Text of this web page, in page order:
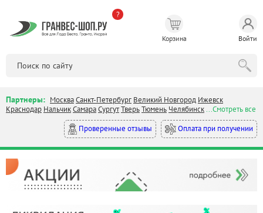
?
Корзина Войти
Партнеры: МоскваСанкт-Петербург Великий Новгород Ижевск
Краснодар НальчикСамараСургутТверьТюмень Челябинск...Смотреть все
Проверенные отзывы
Оплата при получении